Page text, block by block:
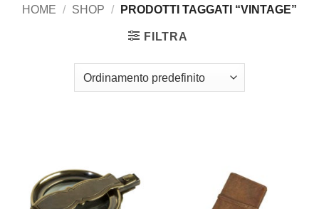
HOME / SHOP / PRODOTTI TAGGATI “VINTAGE”
FILTRA